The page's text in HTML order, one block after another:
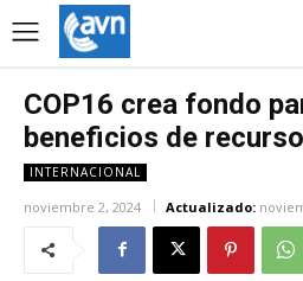
COP16 crea fondo
beneficios de
INTERNACIONAL
noviembre 2, 2024 Actualizado: